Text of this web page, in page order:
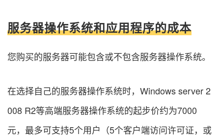
服务器操作系统和应用程序的成本
您购买的服务器可能包含或不包含服务器操作系统。
在选择自己的服务器操作系统时，Windows server 2
008 R2等高端服务器操作系统的起步价约为7000
元，最多可支持5个用户（5个客户端访问许可证，或